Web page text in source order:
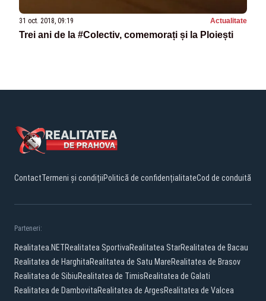
31 oct. 2018, 09:19 Actualitate
Trei ani de la #Colectiv, comemorați și la Ploiești
ContactTermeni și condițiiPolitică de confidențialitateCod de conduită
Parteneri:
Realitatea.NETRealitatea SportivaRealitatea StarRealitatea de Bacau
Realitatea de HarghitaRealitatea de Satu MareRealitatea de Brasov
Realitatea de SibiuRealitatea de TimisRealitatea de Galati
Realitatea de DambovitaRealitatea de ArgesRealitatea de Valcea